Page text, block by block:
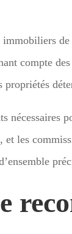
compte
nécessaires
les